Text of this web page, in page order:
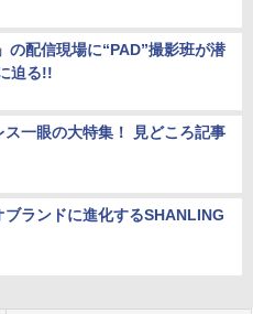
の配信現場に“PAD”撮影班が潜
迫る!!
ス一眼の大特集！ 見どころ記事
ブランドに進化するSHANLING